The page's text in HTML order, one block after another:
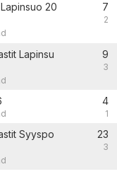
20
7
2
Lapinsu
9
3
4
1
Syyspo
23
3